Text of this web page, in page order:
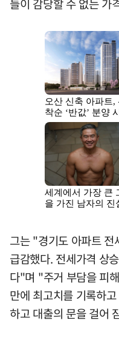
들이 감당할 수 없는 가
그는 "경기도 아파트
급감했다. 전세가격 상
다"며 "주거 부담을 피
만에 최고치를 기록하
하고 대출의 문을 걸어